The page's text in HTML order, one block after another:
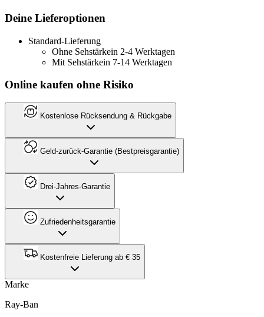
Deine Lieferoptionen
Standard-Lieferung
Ohne Sehstärkein 2-4 Werktagen
Mit Sehstärkein 7-14 Werktagen
Online kaufen ohne Risiko
Kostenlose Rücksendung & Rückgabe
Geld-zurück-Garantie (Bestpreisgarantie)
Drei-Jahres-Garantie
Zufriedenheitsgarantie
Kostenfreie Lieferung ab € 35
Marke
Ray-Ban